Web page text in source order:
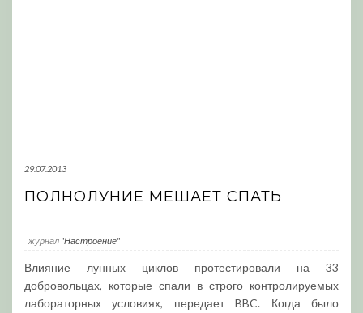
29.07.2013
ПОЛНОЛУНИЕ МЕШАЕТ СПАТЬ
журнал "Настроение"
Влияние лунных циклов протестировали на 33
добровольцах, которые спали в строго контролируемых
лабораторных условиях, передает BBC. Когда было